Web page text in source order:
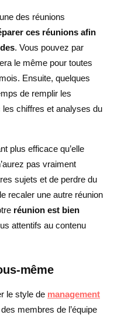
des réunions
ces réunions afin
. Vous pouvez par
le même pour toutes
Ensuite, quelques
de remplir les
chiffres et analyses du
plus efficace qu’elle
pas vraiment
sujets et de perdre du
recaler une autre réunion
réunion est bien
attentifs au contenu
même
le style de management
membres de l’équipe